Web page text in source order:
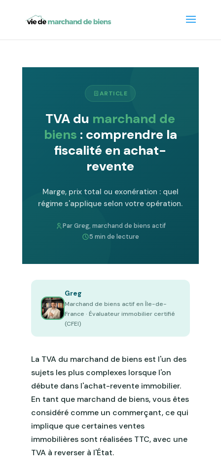
ARTICLE
TVA du marchand de
biens : comprendre la
fiscalité en achat-
revente
Marge, prix total ou exonération : quel
régime s'applique selon votre opération.
Par Greg, marchand de biens actif
5 min de lecture
Greg
Marchand de biens actif en Île-de-
France · Évaluateur immobilier certifié
(CFEI)
La TVA du marchand de biens est l'un des
sujets les plus complexes lorsque l'on
débute dans l'achat-revente immobilier.
En tant que marchand de biens, vous êtes
considéré comme un commerçant, ce qui
implique que certaines ventes
immobilières sont réalisées TTC, avec une
TVA à reverser à l'État.